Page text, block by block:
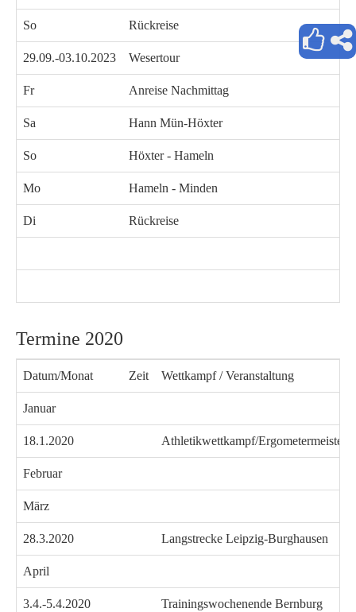
So Rückreise
29.09.-03.10.2023 Wesertour
Fr Anreise Nachmittag
Sa Hann Mün-Höxter
So Höxter - Hameln
Mo Hameln - Minden
Di Rückreise
Termine 2020
Datum/Monat Zeit Wettkampf / Veranstaltung
Januar
18.1.2020 Athletikwettkampf/
Februar
März
28.3.2020 Langstrecke Leipzig-Burghausen
April
3.4.-5.4.2020 Trainingswochenende Bernburg